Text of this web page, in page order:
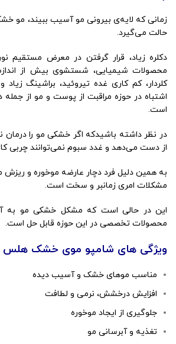
زمانی که لایه‌ی بیرونی مو آسیب ببیند،
حالت می‌گیرد.
دکلره زیاد، قرار گرفتن در معرض مستقیم
محصولات شیمیایی، شستشوی بیش از
کلردار، کم کاری غده تیروئید، براشینگ
اشتباه در حوزه مراقبت از پوست و مو از
است.
در نظر داشته باشیدکه اگر خشکی مو را درمان
از دست می‌دهد و غدد سبوم نمی‌توانند چربی
به همین دلیل فرد دچار عارضه موخوره و
مشکلات امری زمانبر و سخت است.
این در حالی است که مشکل خشکی مو به
محصولات تخصصی در این حوزه قابل حل است.
ویژگی های شامپو موی خشک هلس
مناسب موهای خشک و آسیب دیده
افزایش درخشش، نرمی و لطافت
جلوگیری از ایجاد موخوره
تغذیه و آبرسانی مو